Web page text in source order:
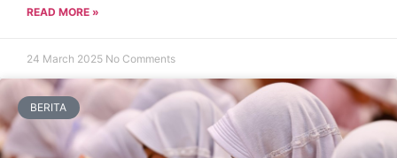
READ MORE »
24 March 2025 No Comments
BERITA